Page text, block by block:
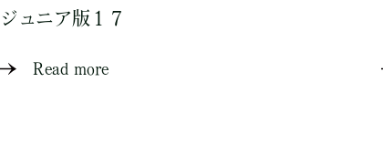
ジュニア版１７
Read more